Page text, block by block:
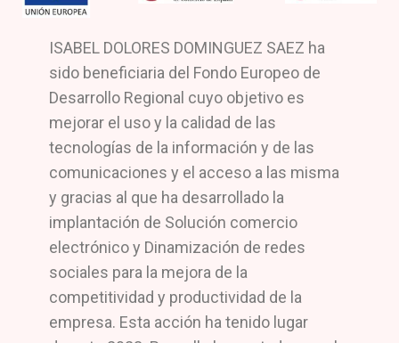
ISABEL DOLORES DOMINGUEZ SAEZ ha
sido beneficiaria del Fondo Europeo de
Desarrollo Regional cuyo objetivo es
mejorar el uso y la calidad de las
tecnologías de la información y de las
comunicaciones y el acceso a las misma
y gracias al que ha desarrollado la
implantación de Solución comercio
electrónico y Dinamización de redes
sociales para la mejora de la
competitividad y productividad de la
empresa. Esta acción ha tenido lugar